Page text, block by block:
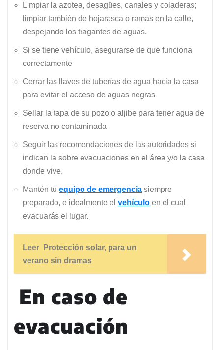
Limpiar la azotea, desagües, canales y coladeras;
limpiar también de hojarasca o ramas en la calle,
despejando los tragantes de aguas.
Si se tiene vehículo, asegurarse de que funciona
correctamente
Cerrar las llaves de tuberías de agua hacia la casa
para evitar el acceso de aguas negras
Sellar la tapa de su pozo o aljibe para tener agua de
reserva no contaminada
Seguir las recomendaciones de las autoridades si
indican la sobre evacuaciones en el área y/o la casa
donde vive.
Mantén tu equipo de emergencia siempre
preparado, e idealmente el vehículo en el cual
evacuarás el lugar.
Leer
Protección solar, para un
verano sin dramas
En caso de
evacuación